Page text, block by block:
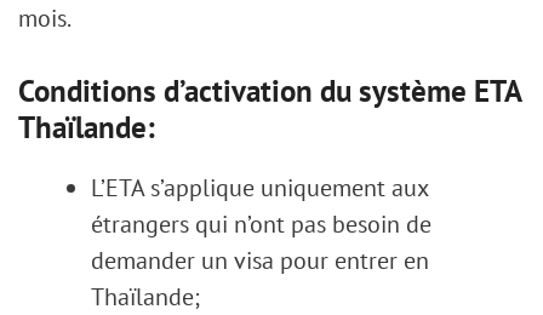
mois.
Conditions d’activation du système ETA
Thaïlande:
L’ETA s’applique uniquement aux
étrangers qui n’ont pas besoin de
demander un visa pour entrer en
Thaïlande;